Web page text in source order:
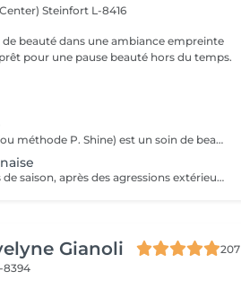
Steinfort L-8416
beauté dans une ambiance empreinte
pour une pause beauté hors du temps.
La manucure japonaise (ou méthode P. Shine) est un soin de beauté naturel et ancestral visant à renforcer, nourrir et faire briller les ongles sans vernis ni gel. En utilisant des produits naturels comme la cire d'abeille, des minéraux, et de la poudre de perle, elle rend les ongles sains, forts et brillants avec un effet miroir, idéal pour réparer les ongles abîmés (après gel ou semi-permanent, grossesse...). Convient aux ongles naturels fragiles, mous, cassants ou dédoublés, mais aussi simplement pour offrir une période de repos et de soin aux ongles. Possible en cure : 5 + 1 gratuite ou 10 + 2 gratuites
Idéale lors changements de saison, après des agressions extérieures / poses de semi permanent ou simplement pour retrouver des ongles naturels beaux et sains, la cure permet de : - renforcer les ongles - limiter la casse et le dédoublement - réhydrater la plaque de l'ongle - retrouver des ongles plus sains et résistants 5 manucures + 1 offerte
Gianoli
207
8394